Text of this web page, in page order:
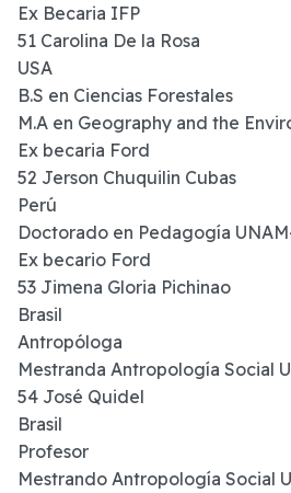
Ex Becaria IFP
51 Carolina De la Rosa
USA
B.S en Ciencias Forestales
M.A en Geography and the
Ex becaria Ford
52 Jerson Chuquilin Cubas
Perú
Doctorado en Pedagogía
Ex becario Ford
53 Jimena Gloria Pichinao
Brasil
Antropóloga
Mestranda Antropología Social
54 José Quidel
Brasil
Profesor
Mestrando Antropología Social